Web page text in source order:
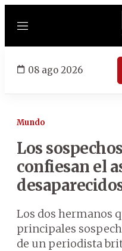
Menú
08 ago 2026
Mundo
Los
confiesan el
Los dos hermanos
principales
de un periodista